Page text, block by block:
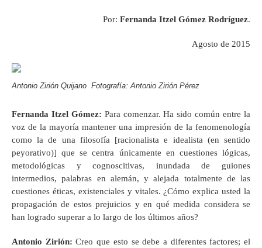
Por: Fernanda Itzel Gómez Rodríguez.
Agosto de 2015
Antonio Zirión Quijano Fotografía: Antonio Zirión Pérez
Fernanda Itzel Gómez: Para comenzar. Ha sido común entre la
voz de la mayoría mantener una impresión de la fenomenología
como la de una filosofía [racionalista e idealista (en sentido
peyorativo)] que se centra únicamente en cuestiones lógicas,
metodológicas y cognoscitivas, inundada de guiones
intermedios, palabras en alemán, y alejada totalmente de las
cuestiones éticas, existenciales y vitales. ¿Cómo explica usted la
propagación de estos prejuicios y en qué medida considera se
han logrado superar a lo largo de los últimos años?
Antonio Zirión:Creo que esto se debe a diferentes factores; el